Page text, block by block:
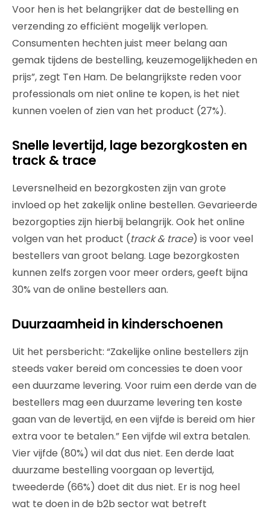
Voor hen is het belangrijker dat de bestelling en
verzending zo efficiënt mogelijk verlopen.
Consumenten hechten juist meer belang aan
gemak tijdens de bestelling, keuzemogelijkheden en
prijs”, zegt Ten Ham. De belangrijkste reden voor
professionals om niet online te kopen, is het niet
kunnen voelen of zien van het product (27%).
Snelle levertijd, lage bezorgkosten en
track & trace
Leversnelheid en bezorgkosten zijn van grote
invloed op het zakelijk online bestellen. Gevarieerde
bezorgopties zijn hierbij belangrijk. Ook het online
volgen van het product (track & trace) is voor veel
bestellers van groot belang. Lage bezorgkosten
kunnen zelfs zorgen voor meer orders, geeft bijna
30% van de online bestellers aan.
Duurzaamheid in kinderschoenen
Uit het persbericht: “Zakelijke online bestellers zijn
steeds vaker bereid om concessies te doen voor
een duurzame levering. Voor ruim een derde van de
bestellers mag een duurzame levering ten koste
gaan van de levertijd, en een vijfde is bereid om hier
extra voor te betalen.” Een vijfde wil extra betalen.
Vier vijfde (80%) wil dat dus niet. Een derde laat
duurzame bestelling voorgaan op levertijd,
tweederde (66%) doet dit dus niet. Er is nog heel
wat te doen in de b2b sector wat betreft